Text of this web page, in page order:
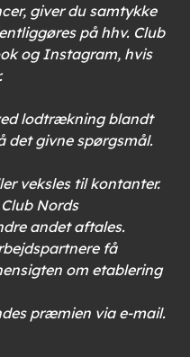
giver du samtykke
på hhv. Club
og Instagram, hvis
lodtrækning blandt
det givne spørgsmål.
veksles til kontanter.
Nords
andet aftales.
få
om etablering
præmien via e-mail.